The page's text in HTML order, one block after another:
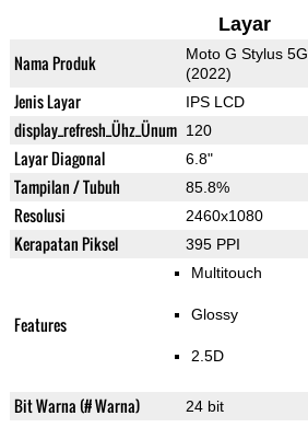
Layar
Nama Produk
Moto G Stylus 5G
(2022)
Jenis Layar IPS LCD
display_refresh_Ühz_Ünum 120
Layar Diagonal 6.8"
Tampilan / Tubuh 85.8%
Resolusi 2460x1080
Kerapatan Piksel 395 PPI
Features
Multitouch
Glossy
2.5D
Bit Warna (# Warna) 24 bit